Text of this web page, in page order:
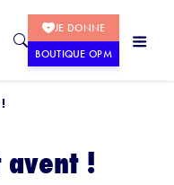
JE DONNE
BOUTIQUE OPM
avent !